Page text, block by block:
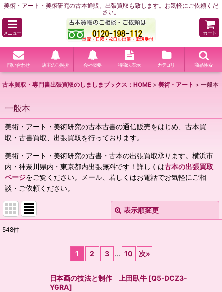
美術・アート・美術研究の古本通販。出張買取も致します。お気軽にご依頼くだ
さい。
メニュー カート
問い合わせ 店主のご挨拶 会社概要 特商法表示 カテゴリ 商品検索
古本買取・専門書出張買取のしましまブックス：HOME > 美術・アート > 一般本
一般本
美術・アート・美術研究の古本古書の通信販売をはじめ、古本買
取・古書買取、出張買取を行っております。
美術・アート・美術研究の古書・古本の出張買取承ります。横浜市
内・神奈川県内・東京都内出張無料です！詳しくは古本の出張買取
ページをご覧ください。メール、若しくはお電話でお気軽にご相
談・ご依頼ください。
表示順変更
548件
1 2 3 ... 10 次»
日本画の技法と制作 上田臥牛 [Q5-DCZ3-
YGRA]